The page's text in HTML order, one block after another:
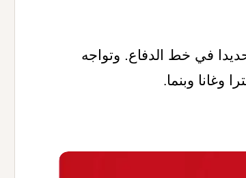
في خط الدفاع. وتواجه
.